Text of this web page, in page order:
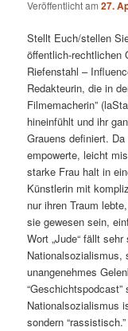
Veröffentlicht am27.
Stellt Euch/stellen
öffentlich-rechtlichen
Riefenstahl –
Redakteurin, die in
Filmemacherin”
hineinfühlt und ihr
Grauens definiert.
empowerte, leicht
starke Frau halt in
Künstlerin mit
nur ihren Traum
sie gewesen sein,
Wort „Jude“ fällt
Nationalsozialismus,
unangenehmes
Nationalsozialismus
sondern “rassistisch.”